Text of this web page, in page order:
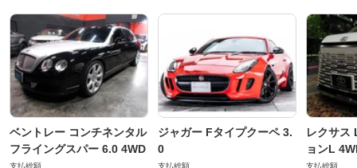
ベントレー コンチネンタル
フライングスパー 6.0 4WD
支払総額
ジャガー Fタイプクーペ 3.
0
支払総額
レクサス
ョンL
支払総額